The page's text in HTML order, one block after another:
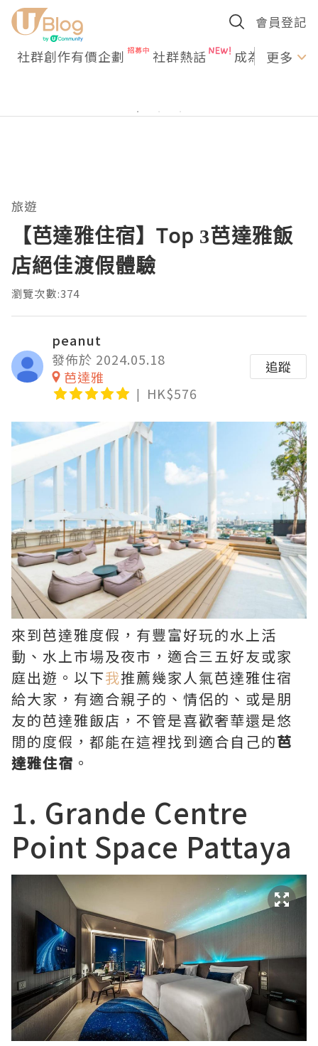
會員登記
社群創作有價企劃 社群熱話 成為U更多
旅遊
【芭達雅住宿】Top 3芭達雅飯
店絕佳渡假體驗
瀏覽次數:374
peanut
發佈於 2024.05.18
芭達雅
HK$576
追蹤
來到芭達雅度假，有豐富好玩的水上活
動、水上市場及夜市，適合三五好友或家
庭出遊。以下我推薦幾家人氣芭達雅住宿
給大家，有適合親子的、情侶的、或是朋
友的芭達雅飯店，不管是喜歡奢華還是悠
閒的度假，都能在這裡找到適合自己的芭
達雅住宿 。
1. Grande Centre
Point Space Pattaya